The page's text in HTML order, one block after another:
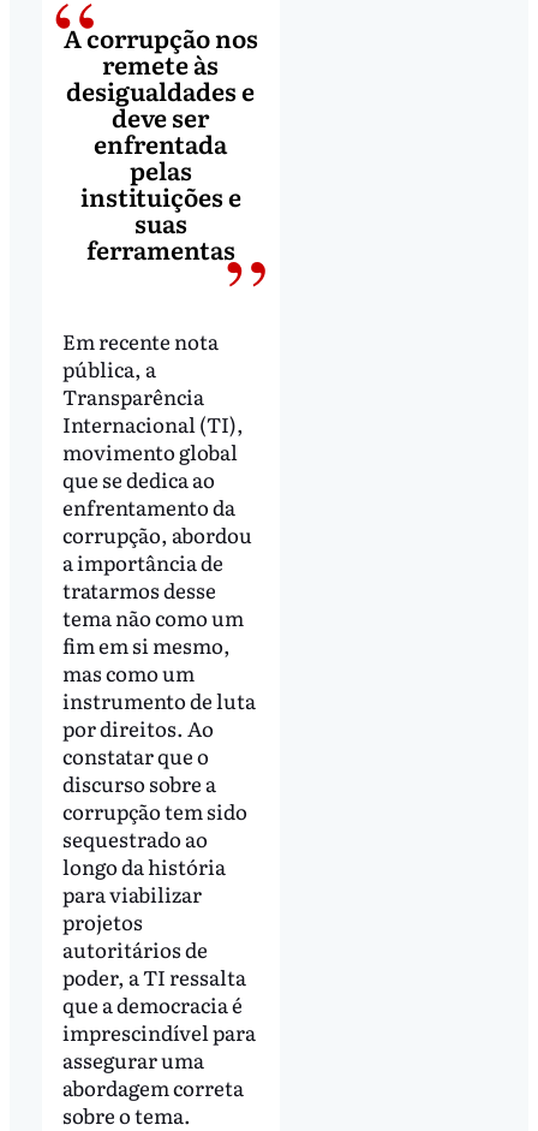
A corrupção nos
remete às
desigualdades e
deve ser
enfrentada
pelas
instituições e
suas
ferramentas
Em recente nota
pública, a
Transparência
Internacional (TI),
movimento global
que se dedica ao
enfrentamento da
corrupção, abordou
a importância de
tratarmos desse
tema não como um
fim em si mesmo,
mas como um
instrumento de luta
por direitos. Ao
constatar que o
discurso sobre a
corrupção tem sido
sequestrado ao
longo da história
para viabilizar
projetos
autoritários de
poder, a TI ressalta
que a democracia é
imprescindível para
assegurar uma
abordagem correta
sobre o tema.